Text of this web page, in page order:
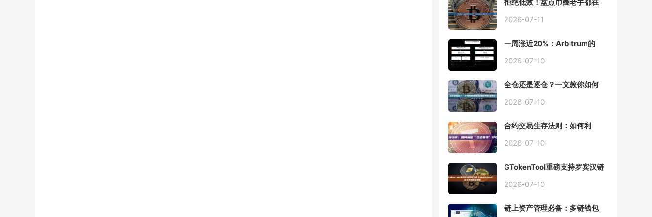
拒绝低效！盘点币圈老手都在
具
2026-07-11
一周涨近20%：Arbitrum的
Chain一夜盘活
2026-07-10
全仓还是逐仓？一文教你如何
2026-07-10
合约交易生存法则：如何利
2026-07-10
GTokenTool重磅支持罗宾汉链
程全解析
2026-07-10
链上资产管理必备：多链钱包